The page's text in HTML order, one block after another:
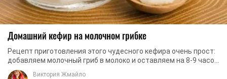
Домашний кефир на молочном грибке
Рецепт приготовления этого чудесного кефира очень прост:
добавляем молочный гриб в молоко и оставляем на 8-9 часов
в тепле. За такой короткий ...
Виктория Жмайло